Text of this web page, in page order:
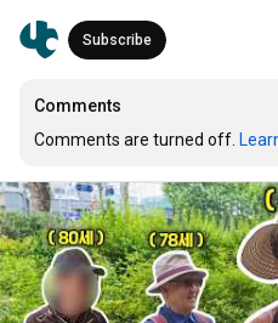
Subscribe
Comments
Comments are turned off.